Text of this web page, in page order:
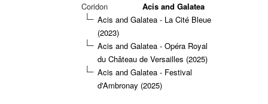
Coridon
Acis and Galatea
Acis and Galatea - La Cité Bleue
(2023)
Acis and Galatea - Opéra Royal
du Château de Versailles (2025)
Acis and Galatea - Festival
d'Ambronay (2025)